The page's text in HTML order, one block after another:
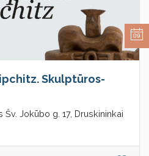
Skulptūros-
Jokūbo g. 17, Druskininkai
09